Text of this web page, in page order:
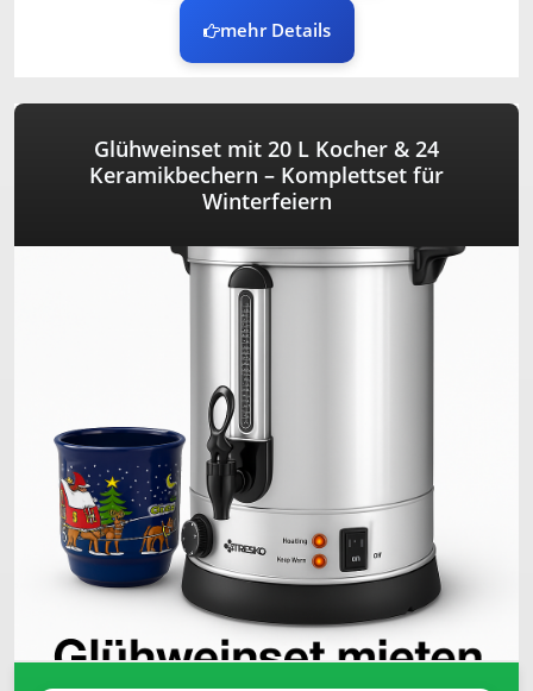
mehr Details
Glühweinset mit 20 L Kocher & 24
Keramikbechern – Komplettset für
Winterfeiern